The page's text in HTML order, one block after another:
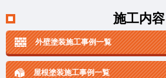
施工内容
外壁塗装施工事例一覧
屋根塗装施工事例一覧